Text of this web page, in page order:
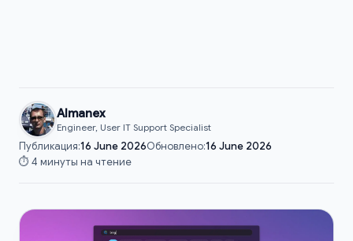
Almanex
Engineer, User IT Support Specialist
Публикация:16 June 2026Обновлено:16 June 2026
⏱️ 4 минуты на чтение